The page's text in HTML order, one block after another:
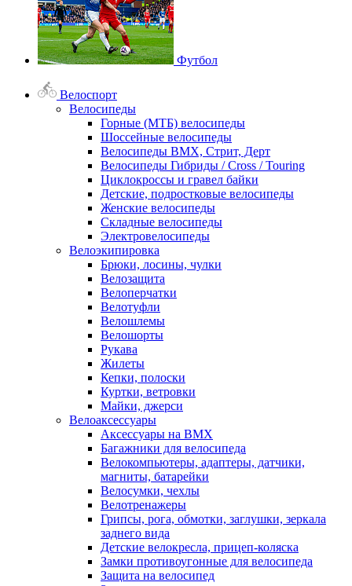
Футбол
Велоспорт
Велосипеды
Горные (МТБ) велосипеды
Шоссейные велосипеды
Велосипеды BMX, Стрит, Дерт
Велосипеды Гибриды / Cross / Touring
Циклокроссы и гравел байки
Детские, подростковые велосипеды
Женские велосипеды
Складные велосипеды
Электровелосипеды
Велоэкипировка
Брюки, лосины, чулки
Велозащита
Велоперчатки
Велотуфли
Велошлемы
Велошорты
Рукава
Жилеты
Кепки, полоски
Куртки, ветровки
Майки, джерси
Велоаксессуары
Аксессуары на BMX
Багажники для велосипеда
Велокомпьютеры, адаптеры, датчики,
магниты, батарейки
Велосумки, чехлы
Велотренажеры
Грипсы, рога, обмотки, заглушки, зеркала
заднего вида
Детские велокресла, прицеп-коляска
Замки противоугонные для велосипеда
Защита на велосипед